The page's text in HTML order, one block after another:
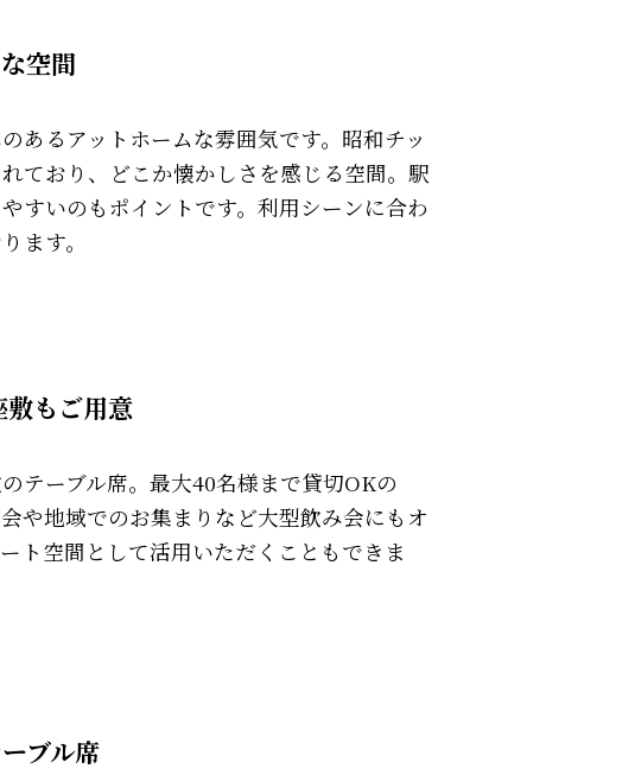
空間
あるアットホームな雰囲気です。昭和チッ
ており、どこか懐かしさを感じる空間。駅
すいのもポイントです。利用シーンに合わ
ます。
もご用意
テーブル席。最大40名様まで貸切OKの
や地域でのお集まりなど大型飲み会にもオ
ト空間として活用いただくこともできま
ブル席